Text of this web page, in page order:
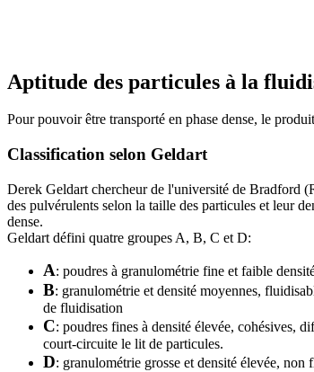
Aptitude des particules à la
Pour pouvoir être transporté en phase dense, le
Classification selon Geldart
Derek Geldart chercheur de l'université de Bradford
des pulvérulents selon la taille des particules et leur
dense.
Geldart défini quatre groupes A, B, C et D:
A: poudres à granulométrie fine et faible
B: granulométrie et densité moyennes,
de fluidisation
C: poudres fines à densité élevée, cohésives,
court-circuite le lit de particules.
D: granulométrie grosse et densité élevée, non